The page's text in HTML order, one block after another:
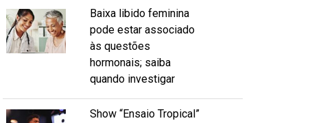
Baixa libido feminina
pode estar associado
às questões
hormonais; saiba
quando investigar
Show “Ensaio Tropical”